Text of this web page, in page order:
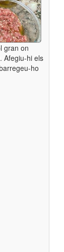
gran on
Afegiu-hi els
ho